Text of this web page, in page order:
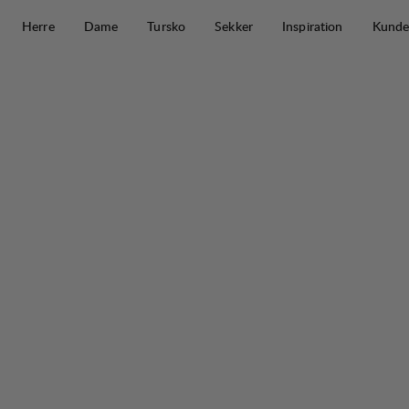
Herre
Dame Tursko Sekker Inspiration